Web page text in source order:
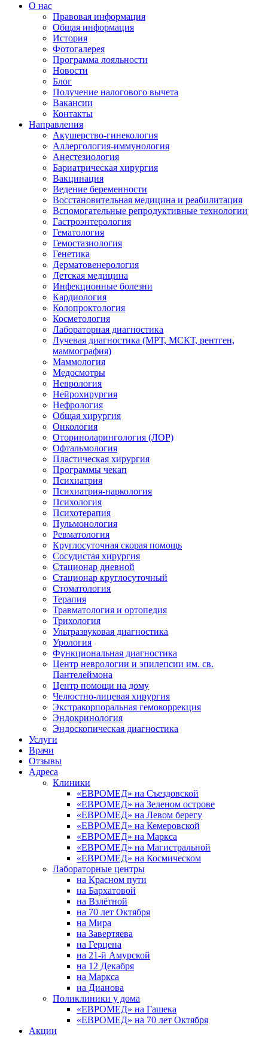
О нас
Правовая информация
Общая информация
История
Фотогалерея
Программа лояльности
Новости
Блог
Получение налогового вычета
Вакансии
Контакты
Направления
Акушерство-гинекология
Аллергология-иммунология
Анестезиология
Бариатрическая хирургия
Вакцинация
Ведение беременности
Восстановительная медицина и реабилитация
Вспомогательные репродуктивные технологии
Гастроэнтерология
Гематология
Гемостазиология
Генетика
Дерматовенерология
Детская медицина
Инфекционные болезни
Кардиология
Колопроктология
Косметология
Лабораторная диагностика
Лучевая диагностика (МРТ, МСКТ, рентген,
маммография)
Маммология
Медосмотры
Неврология
Нейрохирургия
Нефрология
Общая хирургия
Онкология
Оториноларингология (ЛОР)
Офтальмология
Пластическая хирургия
Программы чекап
Психиатрия
Психиатрия-наркология
Психология
Психотерапия
Пульмонология
Ревматология
Круглосуточная скорая помощь
Сосудистая хирургия
Стационар дневной
Стационар круглосуточный
Стоматология
Терапия
Травматология и ортопедия
Трихология
Ультразвуковая диагностика
Урология
Функциональная диагностика
Центр неврологии и эпилепсии им. св.
Пантелеймона
Центр помощи на дому
Челюстно-лицевая хирургия
Экстракорпоральная гемокоррекция
Эндокринология
Эндоскопическая диагностика
Услуги
Врачи
Отзывы
Адреса
Клиники
«ЕВРОМЕД» на Съездовской
«ЕВРОМЕД» на Зеленом острове
«ЕВРОМЕД» на Левом берегу
«ЕВРОМЕД» на Кемеровской
«ЕВРОМЕД» на Маркса
«ЕВРОМЕД» на Магистральной
«ЕВРОМЕД» на Космическом
Лабораторные центры
на Красном пути
на Бархатовой
на Взлётной
на 70 лет Октября
на Мира
на Завертяева
на Герцена
на 21-й Амурской
на 12 Декабря
на Маркса
на Дианова
Поликлиники у дома
«ЕВРОМЕД» на Гашека
«ЕВРОМЕД» на 70 лет Октября
Акции